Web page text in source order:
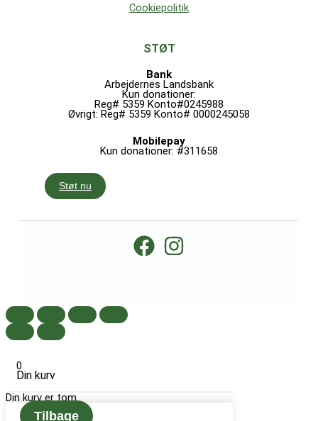
Cookiepolitik
STØT
Bank
Arbejdernes Landsbank
Kun donationer:
Reg# 5359 Konto#0245988
Øvrigt: Reg# 5359 Konto# 0000245058
Mobilepay
Kun donationer: #311658
Støt nu
0
Din kurv
Din kurv er tom
Tilbage